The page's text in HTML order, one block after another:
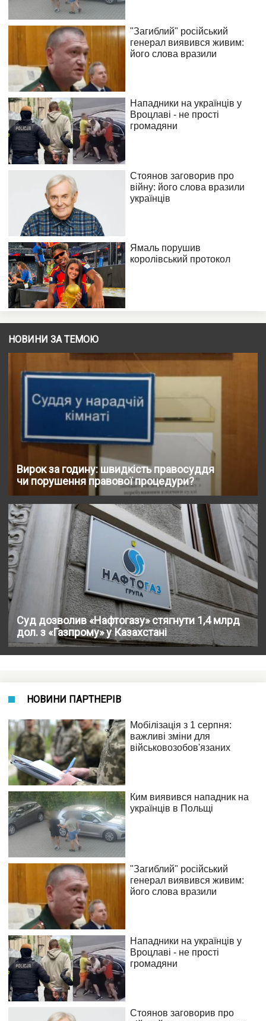
НОВИНИ ЗА ТЕМОЮ
Вирок за годину: швидкість правосуддя
чи порушення правової процедури?
Суд дозволив «Нафтогазу» стягнути 1,4 млрд
дол. з «Газпрому» у Казахстані
НОВИНИ ПАРТНЕРІВ